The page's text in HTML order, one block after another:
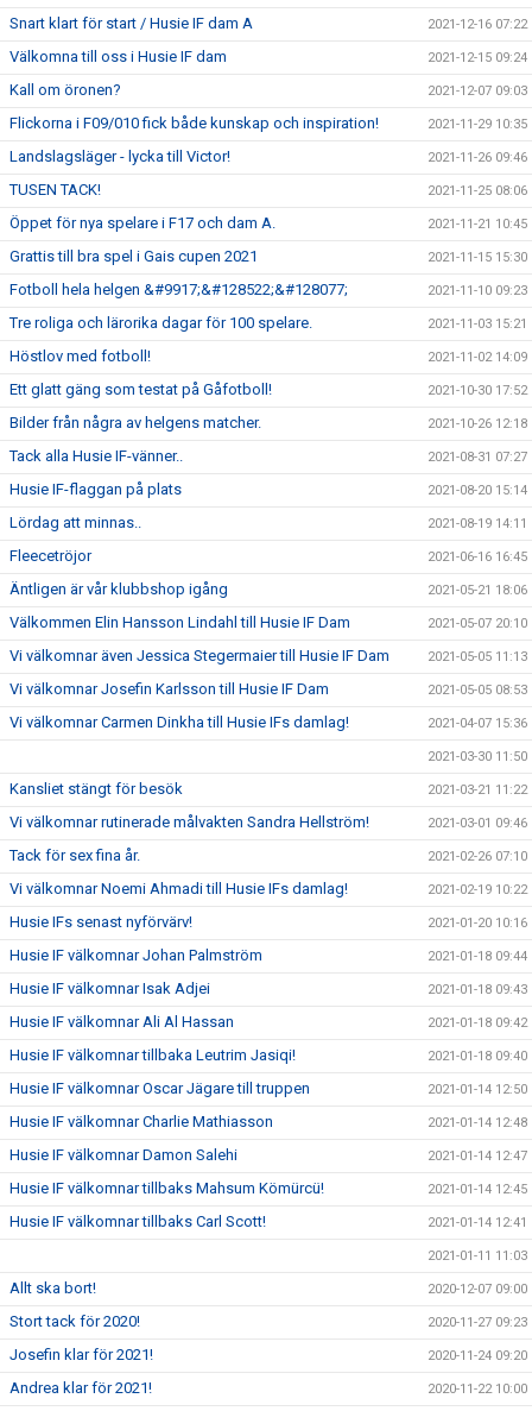
Snart klart för start / Husie IF dam A 2021-12-16 07:22
Välkomna till oss i Husie IF dam 2021-12-15 09:24
Kall om öronen? 2021-12-07 09:03
Flickorna i F09/010 fick både kunskap och inspiration! 2021-11-29 10:35
Landslagsläger - lycka till Victor! 2021-11-26 09:46
TUSEN TACK! 2021-11-25 08:06
Öppet för nya spelare i F17 och dam A. 2021-11-21 10:45
Grattis till bra spel i Gais cupen 2021 2021-11-15 15:30
Fotboll hela helgen &#9917;&#128522;&#128077; 2021-11-10 09:23
Tre roliga och lärorika dagar för 100 spelare. 2021-11-03 15:21
Höstlov med fotboll! 2021-11-02 14:09
Ett glatt gäng som testat på Gåfotboll! 2021-10-30 17:52
Bilder från några av helgens matcher. 2021-10-26 12:18
Tack alla Husie IF-vänner.. 2021-08-31 07:27
Husie IF-flaggan på plats 2021-08-20 15:14
Lördag att minnas.. 2021-08-19 14:11
Fleecetröjor 2021-06-16 16:45
Äntligen är vår klubbshop igång 2021-05-21 18:06
Välkommen Elin Hansson Lindahl till Husie IF Dam 2021-05-07 20:10
Vi välkomnar även Jessica Stegermaier till Husie IF Dam 2021-05-05 11:13
Vi välkomnar Josefin Karlsson till Husie IF Dam 2021-05-05 08:53
Vi välkomnar Carmen Dinkha till Husie IFs damlag! 2021-04-07 15:36
2021-03-30 11:50
Kansliet stängt för besök 2021-03-21 11:22
Vi välkomnar rutinerade målvakten Sandra Hellström! 2021-03-01 09:46
Tack för sex fina år. 2021-02-26 07:10
Vi välkomnar Noemi Ahmadi till Husie IFs damlag! 2021-02-19 10:22
Husie IFs senast nyförvärv! 2021-01-20 10:16
Husie IF välkomnar Johan Palmström 2021-01-18 09:44
Husie IF välkomnar Isak Adjei 2021-01-18 09:43
Husie IF välkomnar Ali Al Hassan 2021-01-18 09:42
Husie IF välkomnar tillbaka Leutrim Jasiqi! 2021-01-18 09:40
Husie IF välkomnar Oscar Jägare till truppen 2021-01-14 12:50
Husie IF välkomnar Charlie Mathiasson 2021-01-14 12:48
Husie IF välkomnar Damon Salehi 2021-01-14 12:47
Husie IF välkomnar tillbaks Mahsum Kömürcü! 2021-01-14 12:45
Husie IF välkomnar tillbaks Carl Scott! 2021-01-14 12:41
2021-01-11 11:03
Allt ska bort! 2020-12-07 09:00
Stort tack för 2020! 2020-11-27 09:23
Josefin klar för 2021! 2020-11-24 09:20
Andrea klar för 2021! 2020-11-22 10:00